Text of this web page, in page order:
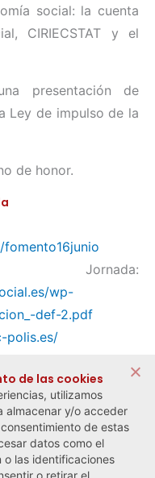
social: la cuenta
CIRIECSTAT y el
presentación de
Ley de impulso de la
de honor.
wp-
def-2.pdf
polis.es/
de las cookies
utilizamos
almacenar y/o acceder
de estas
datos como el
las identificaciones